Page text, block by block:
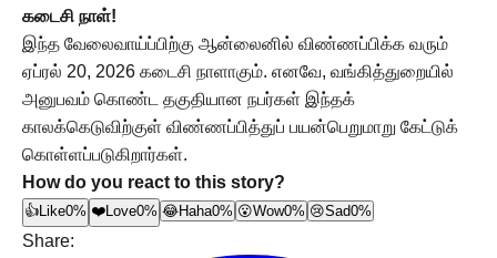
கடைசி நாள்!
இந்த வேலைவாய்ப்பிற்கு ஆன்லைனில் விண்ணப்பிக்க வரும்
ஏப்ரல் 20, 2026 கடைசி நாளாகும். எனவே, வங்கித்துறையில்
அனுபவம் கொண்ட தகுதியான நபர்கள் இந்தக்
காலக்கெடுவிற்குள் விண்ணப்பித்துப் பயன்பெறுமாறு கேட்டுக்
கொள்ளப்படுகிறார்கள்.
How do you react to this story?
👍Like0% ❤️Love0% 😂Haha0% 😮Wow0% 😢Sad0%
Share: